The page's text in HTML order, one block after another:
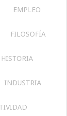
EMPLEO
FILOSOFÍA
HISTORIA
INDUSTRIA